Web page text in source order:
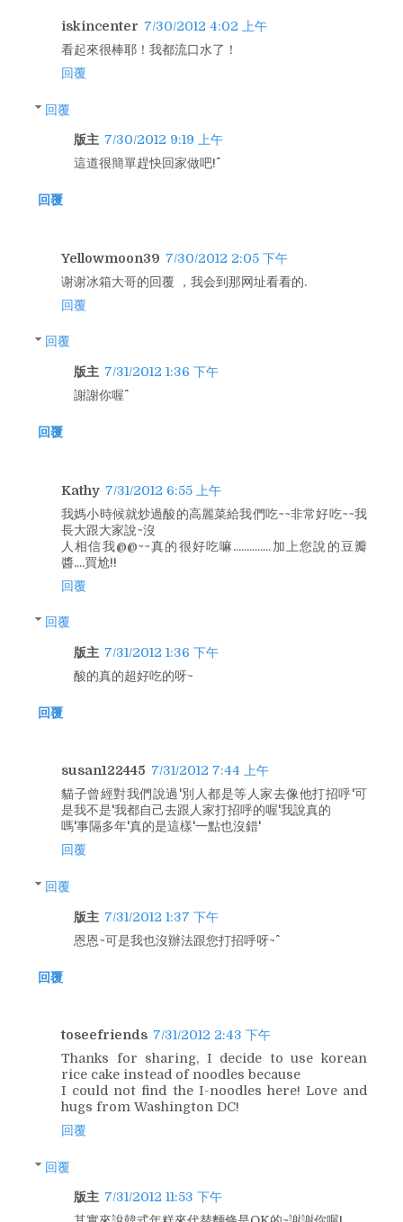
iskincenter 7/30/2012 4:02 上午
看起來很棒耶！我都流口水了！
回覆
回覆
版主 7/30/2012 9:19 上午
這道很簡單趕快回家做吧!^^
回覆
Yellowmoon39 7/30/2012 2:05 下午
谢谢冰箱大哥的回覆 ，我会到那网址看看的.
回覆
回覆
版主 7/31/2012 1:36 下午
謝謝你喔^^
回覆
Kathy 7/31/2012 6:55 上午
我媽小時候就炒過酸的高麗菜給我們吃~~非常好吃~~我
長大跟大家說~沒
人相信我@@~~真的很好吃嘛..............加上您說的豆瓣
醬....買尬!!
回覆
回覆
版主 7/31/2012 1:36 下午
酸的真的超好吃的呀~
回覆
susan122445 7/31/2012 7:44 上午
貓子曾經對我們說過'別人都是等人家去像他打招呼'可
是我不是'我都自己去跟人家打招呼的喔'我說真的
嗎'事隔多年'真的是這樣'一點也沒錯'
回覆
回覆
版主 7/31/2012 1:37 下午
恩恩~可是我也沒辦法跟您打招呼呀~^^
回覆
toseefriends 7/31/2012 2:43 下午
Thanks for sharing, I decide to use korean
rice cake instead of noodles because
I could not find the I-noodles here! Love and
hugs from Washington DC!
回覆
回覆
版主 7/31/2012 11:53 下午